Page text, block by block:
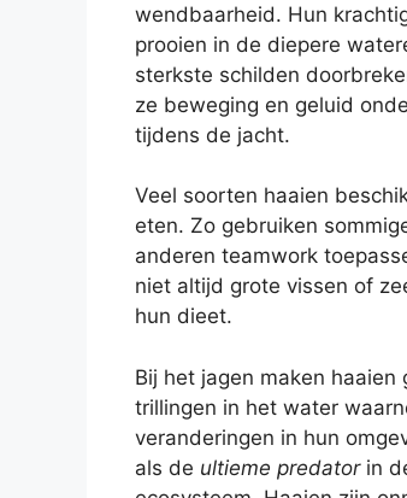
wendbaarheid. Hun
prooien in de diepere
sterkste schilden
ze beweging en geluid
tijdens de jacht.
Veel soorten haaien
eten. Zo gebruiken
anderen teamwork
niet altijd grote vissen of
hun dieet.
Bij het jagen maken
trillingen in het water
veranderingen in hun
als de ultieme predatorin